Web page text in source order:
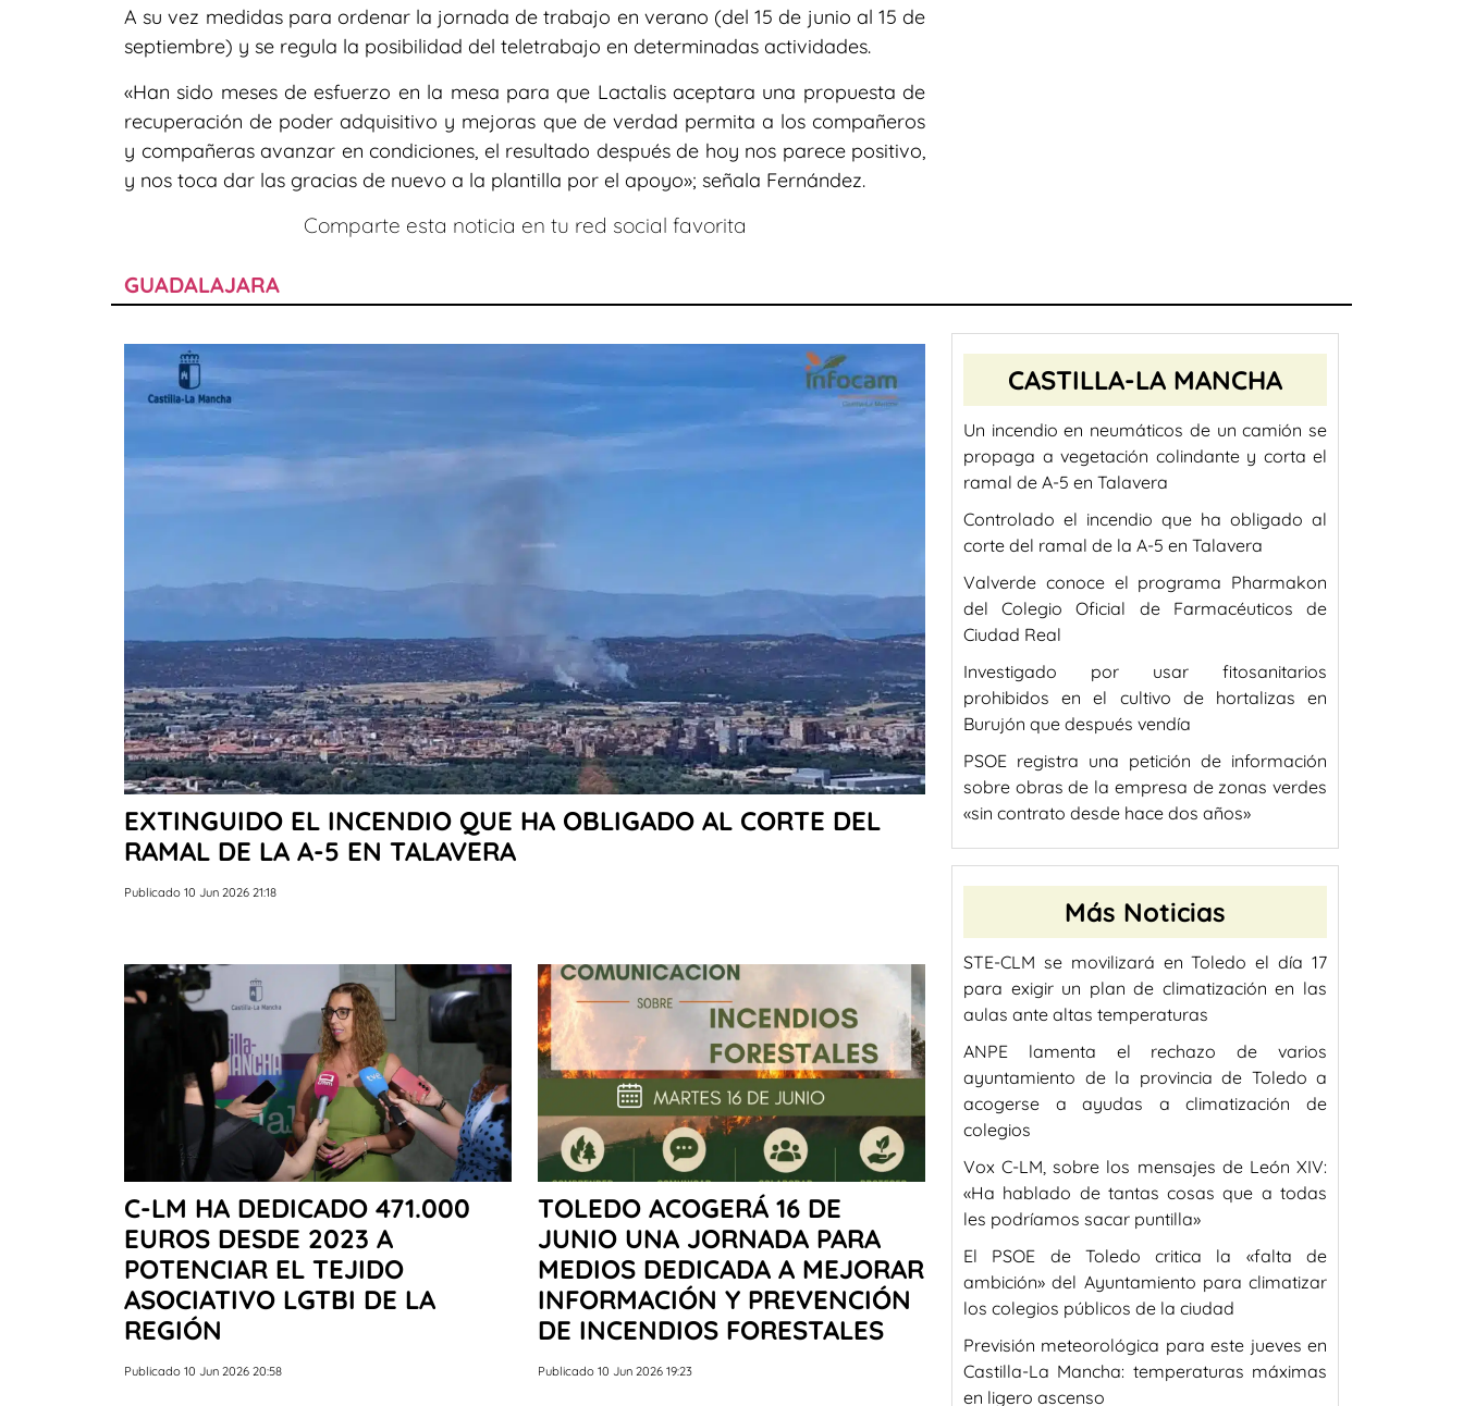
A su vez medidas para ordenar la jornada de trabajo en verano (del 15 de junio al 15 de
septiembre) y se regula la posibilidad del teletrabajo en determinadas actividades.
«Han sido meses de esfuerzo en la mesa para que Lactalis aceptara una propuesta de
recuperación de poder adquisitivo y mejoras que de verdad permita a los compañeros
y compañeras avanzar en condiciones, el resultado después de hoy nos parece positivo,
y nos toca dar las gracias de nuevo a la plantilla por el apoyo»; señala Fernández.
Comparte esta noticia en tu red social favorita
GUADALAJARA
EXTINGUIDO EL INCENDIO QUE HA OBLIGADO AL CORTE DEL
RAMAL DE LA A-5 EN TALAVERA
Publicado 10 Jun 2026 21:18
C-LM HA DEDICADO 471.000
EUROS DESDE 2023 A
POTENCIAR EL TEJIDO
ASOCIATIVO LGTBI DE LA
REGIÓN
Publicado 10 Jun 2026 20:58
TOLEDO ACOGERÁ 16 DE
JUNIO UNA JORNADA PARA
MEDIOS DEDICADA A MEJORAR
INFORMACIÓN Y PREVENCIÓN
DE INCENDIOS FORESTALES
Publicado 10 Jun 2026 19:23
CASTILLA-LA MANCHA
Un incendio en neumáticos de un camión se
propaga a vegetación colindante y corta el
ramal de A-5 en Talavera
Controlado el incendio que ha obligado al
corte del ramal de la A-5 en Talavera
Valverde conoce el programa Pharmakon
del Colegio Oficial de Farmacéuticos de
Ciudad Real
Investigado por usar fitosanitarios
prohibidos en el cultivo de hortalizas en
Burujón que después vendía
PSOE registra una petición de información
sobre obras de la empresa de zonas verdes
«sin contrato desde hace dos años»
Más Noticias
STE-CLM se movilizará en Toledo el día 17
para exigir un plan de climatización en las
aulas ante altas temperaturas
ANPE lamenta el rechazo de varios
ayuntamiento de la provincia de Toledo a
acogerse a ayudas a climatización de
colegios
Vox C-LM, sobre los mensajes de León XIV:
«Ha hablado de tantas cosas que a todas
les podríamos sacar puntilla»
El PSOE de Toledo critica la «falta de
ambición» del Ayuntamiento para climatizar
los colegios públicos de la ciudad
Previsión meteorológica para este jueves en
Castilla-La Mancha: temperaturas máximas
en ligero ascenso